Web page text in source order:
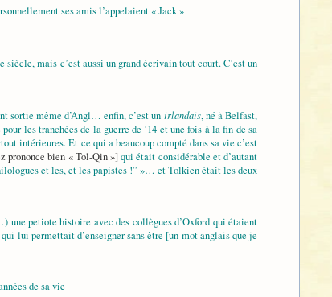
ses amis l’appelaient « Jack »
siècle, mais c’est aussi un grand écrivain tout court. C’est un
sortie même d’Angl… enfin, c’est un irlandais, né à Belfast,
les tranchées de la guerre de ’14 et une fois à la fin de sa
intérieures. Et ce qui a beaucoup compté dans sa vie c’est
prononce bien « Tol-Qin »] qui était considérable et d’autant
et les, et les papistes !” »… et Tolkien était les deux
petiote histoire avec des collègues d’Oxford qui étaient
lui permettait d’enseigner sans être [un mot anglais que je
de sa vie